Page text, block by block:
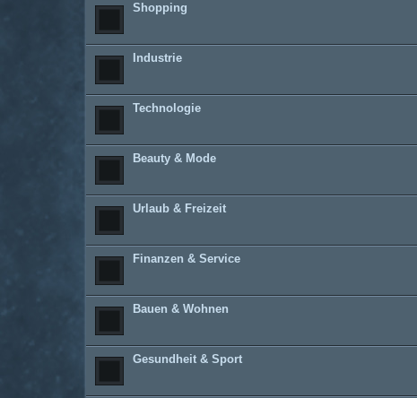
Shopping
Industrie
Technologie
Beauty & Mode
Urlaub & Freizeit
Finanzen & Service
Bauen & Wohnen
Gesundheit & Sport